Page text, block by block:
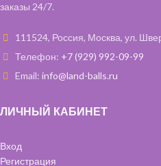
заказы 24/7.
111524, Россия, Москва, ул.
Телефон: +7 (929) 992-09-99
Email: info@land-balls.ru
ЛИЧНЫЙ КАБИНЕТ
Вход
Регистрация